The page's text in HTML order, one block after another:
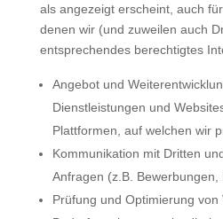
als angezeigt erscheint, auch
denen wir (und zuweilen auch
entsprechendes berechtigtes
Angebot und
Dienstleistungen und
Plattformen, auf welchen wir
Kommunikation mit Dritten
Anfragen (z.B.
Prüfung und Optimierung von